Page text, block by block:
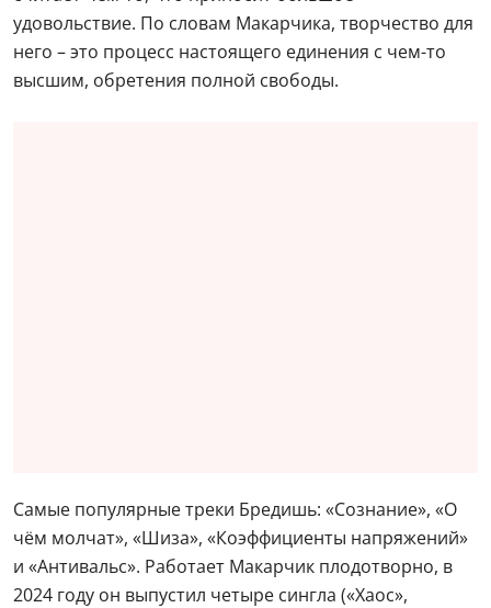
удовольствие. По словам Макарчика, творчество для
него – это процесс настоящего единения с чем-то
высшим, обретения полной свободы.
Самые популярные треки Бредишь: «Сознание», «О
чём молчат», «Шиза», «Коэффициенты напряжений»
и «Антивальс». Работает Макарчик плодотворно, в
2024 году он выпустил четыре сингла («Хаос»,